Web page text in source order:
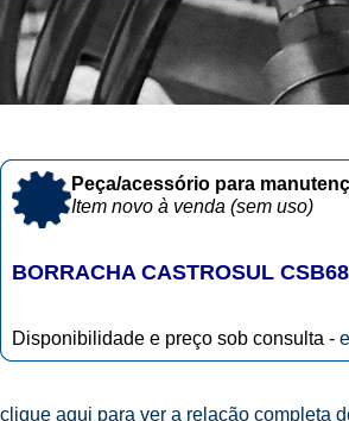
Peça/acessório para
Item novo à venda (sem uso)
BORRACHA CASTROSUL
Disponibilidade e preço sob consulta -
clique aqui para ver a relação completa